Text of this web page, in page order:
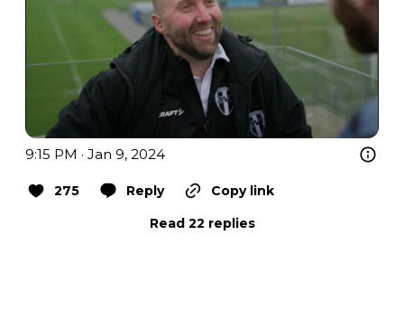
9:15 PM · Jan 9, 2024
275 Reply
Copy link
Read 22 replies